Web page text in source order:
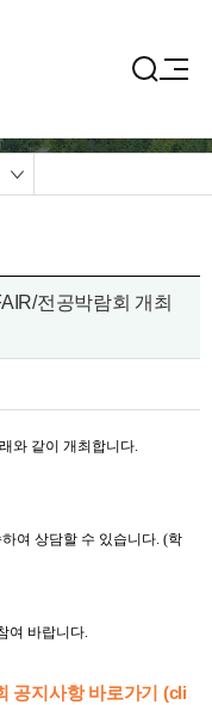
전공박람회 개최
와 같이 개최합니다.
여 상담할 수 있습니다. (학
여 바랍니다.
공지사항 바로가기 (cli